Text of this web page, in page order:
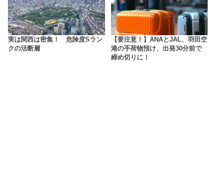
実は関西は密集！ 危険度Sラン
クの活断層
【要注意！】ANAとJAL、羽田空
港の手荷物預け、出発30分前で
締め切りに！